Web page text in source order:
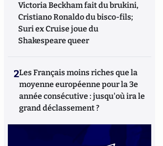
Victoria Beckham fait du brukini,
Cristiano Ronaldo du bisco-fils;
Suri ex Cruise joue du
Shakespeare queer
2Les Français moins riches que la
moyenne européenne pour la 3e
année consécutive : jusqu'où ira le
grand déclassement ?